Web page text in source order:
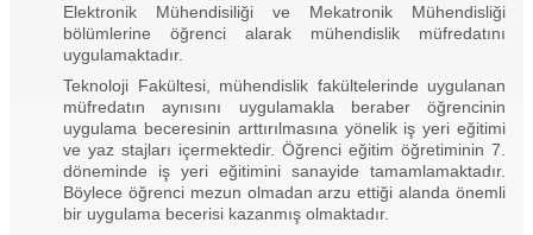
Elektronik Mühendisiliği ve Mekatronik Mühendisliği
bölümlerine öğrenci alarak mühendislik müfredatını
uygulamaktadır.
Teknoloji Fakültesi, mühendislik fakültelerinde uygulanan
müfredatın aynısını uygulamakla beraber öğrencinin
uygulama beceresinin arttırılmasına yönelik iş yeri eğitimi
ve yaz stajları içermektedir. Öğrenci eğitim öğretiminin 7.
döneminde iş yeri eğitimini sanayide tamamlamaktadır.
Böylece öğrenci mezun olmadan arzu ettiği alanda önemli
bir uygulama becerisi kazanmış olmaktadır.